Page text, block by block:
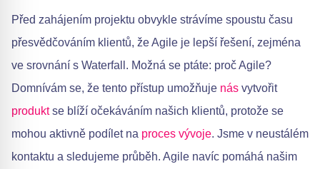
Před zahájením projektu obvykle strávíme spoustu času
přesvědčováním klientů, že Agile je lepší řešení, zejména
ve srovnání s Waterfall. Možná se ptáte: proč Agile?
Domnívám se, že tento přístup umožňuje nás vytvořit
produktse blíží očekáváním našich klientů, protože se
mohou aktivně podílet na proces vývoje. Jsme v neustálém
kontaktu a sledujeme průběh. Agile navíc pomáhá našim